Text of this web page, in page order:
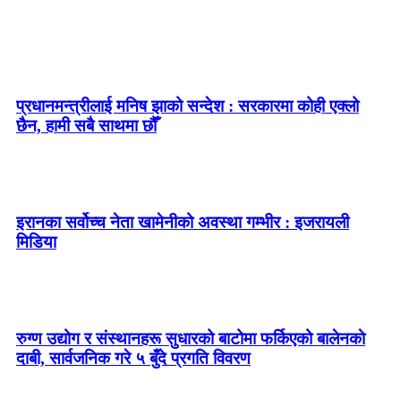
प्रधानमन्त्रीलाई मनिष झाको सन्देश : सरकारमा कोही एक्लो
छैन, हामी सबै साथमा छौँ
इरानका सर्वोच्च नेता खामेनीको अवस्था गम्भीर : इजरायली
मिडिया
रुग्ण उद्योग र संस्थानहरू सुधारको बाटोमा फर्किएको बालेनकाे
दाबी, सार्वजनिक गरे ५ बुँदे प्रगति विवरण